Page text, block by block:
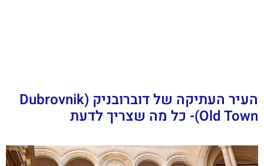
העיר העתיקה של דוברובניק (Dubrovnik
Old Town)- כל מה שצריך לדעת